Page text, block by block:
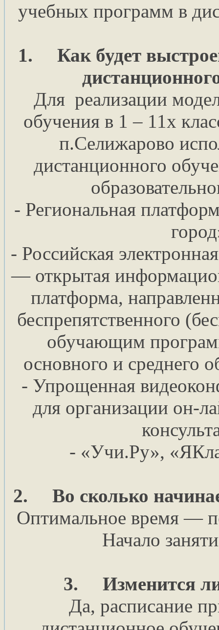
учебных программ в
1.
Как будет
Для реализации
обучения в 1 – 11х
п.Селижарово
дистанционного
- Региональная
- Российская
— открытая
платформа,
беспрепятственного
обучающим
основного и среднего
- Упрощенная
для организации он-
- «Учи.Ру»,
2.
Во сколько
Оптимальное время —
Начало
3.
Изменится
Да, расписание